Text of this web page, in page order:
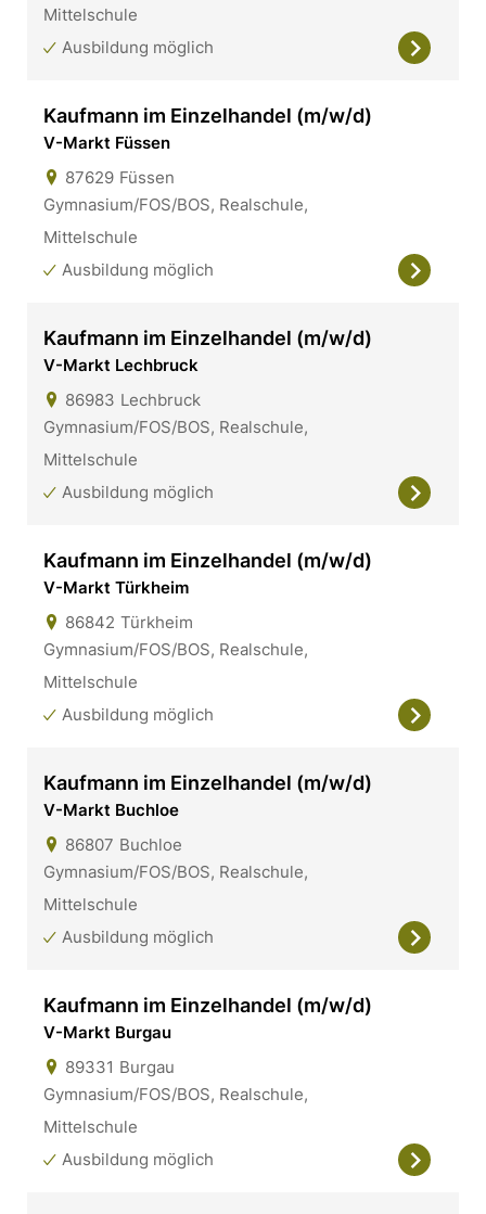
Mittelschule
Ausbildung möglich
Kaufmann im Einzelhandel (m/w/d)
V-Markt Füssen
87629 Füssen
Gymnasium/FOS/BOS, Realschule,
Mittelschule
Ausbildung möglich
Kaufmann im Einzelhandel (m/w/d)
V-Markt Lechbruck
86983 Lechbruck
Gymnasium/FOS/BOS, Realschule,
Mittelschule
Ausbildung möglich
Kaufmann im Einzelhandel (m/w/d)
V-Markt Türkheim
86842 Türkheim
Gymnasium/FOS/BOS, Realschule,
Mittelschule
Ausbildung möglich
Kaufmann im Einzelhandel (m/w/d)
V-Markt Buchloe
86807 Buchloe
Gymnasium/FOS/BOS, Realschule,
Mittelschule
Ausbildung möglich
Kaufmann im Einzelhandel (m/w/d)
V-Markt Burgau
89331 Burgau
Gymnasium/FOS/BOS, Realschule,
Mittelschule
Ausbildung möglich